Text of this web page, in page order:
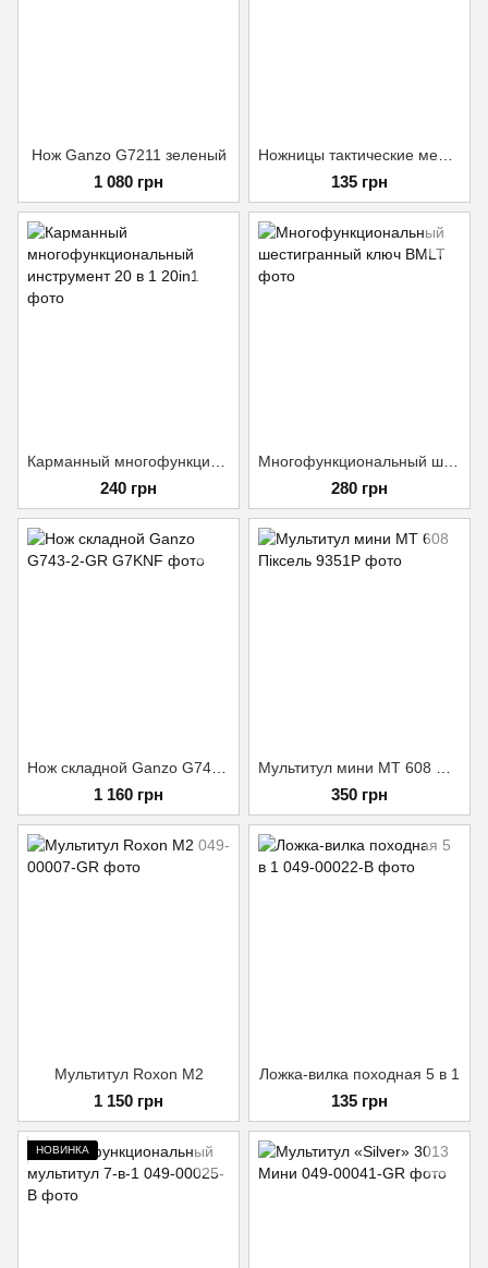
Нож Ganzo G7211 зеленый
1 080 грн 135 грн
240 грн 280 грн
1 160 грн 350 грн
Мультитул Roxon M2
1 150 грн
Ложка-вилка походная 5 в 1
135 грн
НОВИНКА